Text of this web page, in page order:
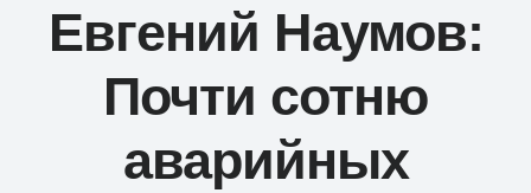
Евгений Наумов:
Почти сотню
аварийных